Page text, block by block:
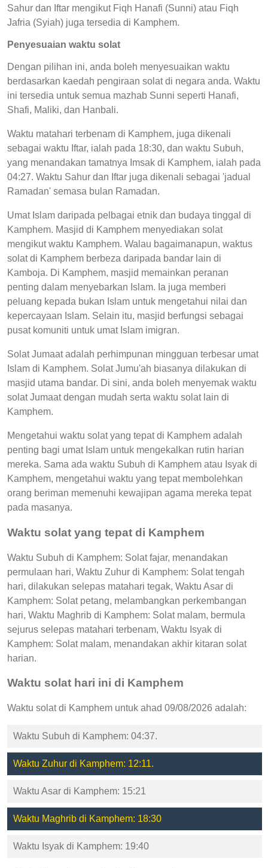
Sahur dan Iftar mengikut Fiqh Hanafi (Sunni) atau Fiqh
Jafria (Syiah) juga tersedia di Kamphem.
Penyesuaian waktu solat
Dengan pilihan ini, anda boleh menyesuaikan waktu
berdasarkan kaedah pengiraan solat di negara anda. Waktu
ini tersedia untuk semua mazhab Sunni seperti Hanafi,
Shafi, Maliki, dan Hanbali.
Waktu matahari terbenam di Kamphem, juga dikenali
sebagai waktu Iftar, ialah pada 18:30, dan waktu Subuh,
yang menandakan tamatnya Imsak di Kamphem, ialah pada
04:27. Waktu Sahur dan Iftar juga dikenali sebagai 'jadual
Ramadan' semasa bulan Ramadan.
Umat Islam daripada pelbagai etnik dan budaya tinggal di
Kamphem. Masjid di Kamphem menyediakan solat
mengikut waktu Kamphem. Walau bagaimanapun, waktus
solat di Kamphem berbeza daripada bandar lain di
Kamboja. Di Kamphem, masjid memainkan peranan
penting dalam menyebarkan Islam. Ia juga memberi
peluang kepada bukan Islam untuk mengetahui nilai dan
kepercayaan Islam. Selain itu, masjid berfungsi sebagai
pusat komuniti untuk umat Islam imigran.
Solat Jumaat adalah perhimpunan mingguan terbesar umat
Islam di Kamphem. Solat Jumu'ah biasanya dilakukan di
masjid utama bandar. Di sini, anda boleh menyemak waktu
solat Jumaat dengan mudah serta waktu solat lain di
Kamphem.
Mengetahui waktu solat yang tepat di Kamphem adalah
penting bagi umat Islam untuk mengekalkan rutin harian
mereka. Sama ada waktu Subuh di Kamphem atau Isyak di
Kamphem, mengetahui waktu yang tepat membolehkan
orang beriman memenuhi kewajipan agama mereka tepat
pada masanya.
Waktu solat yang tepat di Kamphem
Waktu Subuh di Kamphem: Solat fajar, menandakan
permulaan hari, Waktu Zuhur di Kamphem: Solat tengah
hari, dilakukan selepas matahari tegak, Waktu Asar di
Kamphem: Solat petang, melambangkan perkembangan
hari, Waktu Maghrib di Kamphem: Solat malam, bermula
sejurus selepas matahari terbenam, Waktu Isyak di
Kamphem: Solat malam, menandakan akhir kitaran solat
harian.
Waktu solat hari ini di Kamphem
Waktu solat di Kamphem untuk ahad 09/08/2026 adalah:
Waktu Subuh di Kamphem: 04:37.
Waktu Zuhur di Kamphem: 12:11.
Waktu Asar di Kamphem: 15:21
Waktu Maghrib di Kamphem: 18:30
Waktu Isyak di Kamphem: 19:40